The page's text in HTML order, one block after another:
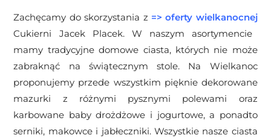
Zachęcamy do skorzystania z =>oferty wielkanocnej
Cukierni Jacek Placek. W naszym asortymencie
mamy tradycyjne domowe ciasta, których nie może
zabraknąć na świątecznym stole. Na Wielkanoc
proponujemy przede wszystkim pięknie dekorowane
mazurki z różnymi pysznymi polewami oraz
karbowane baby drożdżowe i jogurtowe, a ponadto
serniki, makowce i jabłeczniki. Wszystkie nasze ciasta